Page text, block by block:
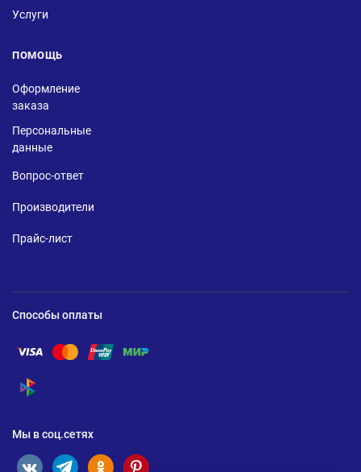
Услуги
ПОМОЩЬ
Оформление
заказа
Персональные
данные
Вопрос-ответ
Производители
Прайс-лист
Способы оплаты
Помощь по оплате Visa
Помощь по оплате Mastercard
Помощь по оплате UnionPay
Помощь по оплате Мир
Помощь по оплате СБП
Мы в соц.сетях